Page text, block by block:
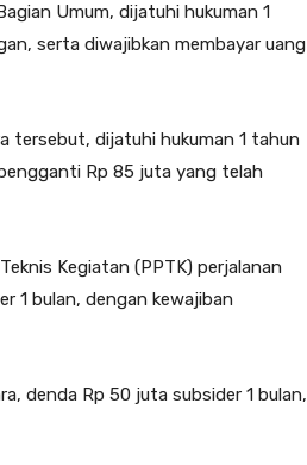
Umum, dijatuhi hukuman 1
serta diwajibkan membayar uang
tersebut, dijatuhi hukuman 1 tahun
Rp 85 juta yang telah
Kegiatan (PPTK) perjalanan
1 bulan, dengan kewajiban
denda Rp 50 juta subsider 1 bulan,